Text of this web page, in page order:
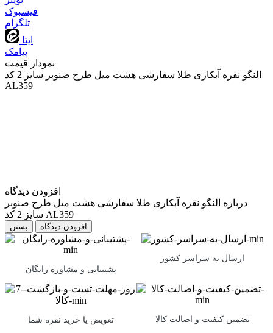
فیسبوک
تلگرام
ایتا
پیامک
نمودار قیمت
النگو نقره آبکاری طلا سفارشی هشت میل طرح صنوبر سایز 2 کد
AL359
افزودن دیدگاه
درباره النگو نقره آبکاری طلا سفارشی هشت میل طرح صنوبر
سایز 2 کد AL359
بستن
پشتیبانی و مشاوره رایگان
ارسال به سراسر کشور
تعویض یا خرید نقره شما تضمین کیفیت و اصالت کالا